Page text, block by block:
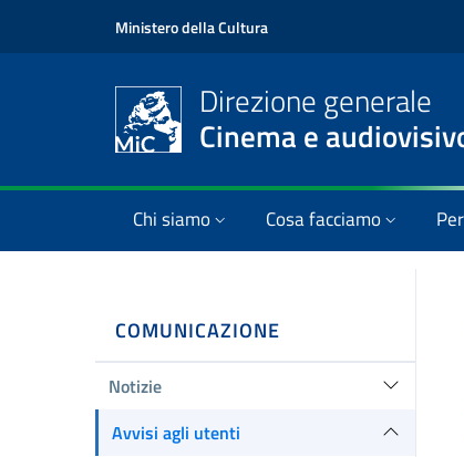
Ministero della Cultura
Direzione generale
Cinema e
Chi siamo Cosa facciamo
COMUNICAZIONE
Notizie
Avvisi agli utenti